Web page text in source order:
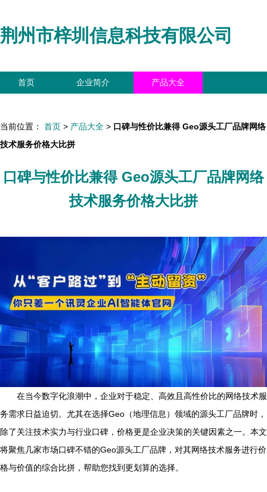
荆州市梓圳信息科技有限公司
首页 企业简介 产品大全
当前位置： 首页 > 产品大全 > 口碑与性价比兼得 Geo源头工厂品牌网络
技术服务价格大比拼
口碑与性价比兼得 Geo源头工厂品牌网络
技术服务价格大比拼
在当今数字化浪潮中，企业对于稳定、高效且高性价比的网络技术服
务需求日益迫切。尤其在选择Geo（地理信息）领域的源头工厂品牌时，
除了关注技术实力与行业口碑，价格更是企业决策的关键因素之一。本文
将聚焦几家市场口碑不错的Geo源头工厂品牌，对其网络技术服务进行价
格与价值的综合比拼，帮助您找到更划算的选择。